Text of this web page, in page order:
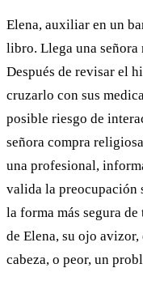
Elena, auxiliar en un
libro. Llega una señora
Después de revisar el
cruzarlo con sus
posible riesgo de
señora compra
una profesional,
valida la preocupación
la forma más segura
de Elena, su ojo
cabeza, o peor, un